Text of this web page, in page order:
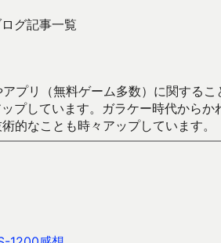
グ記事一覧
プリ（無料ゲーム多数）に関する
プしています。ガラケー時代か
的なことも時々アップしています。